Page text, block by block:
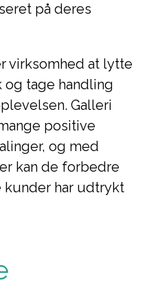
på deres
virksomhed at lytte
tage handling
Galleri
positive
og med
kan de forbedre
kunder har udtrykt